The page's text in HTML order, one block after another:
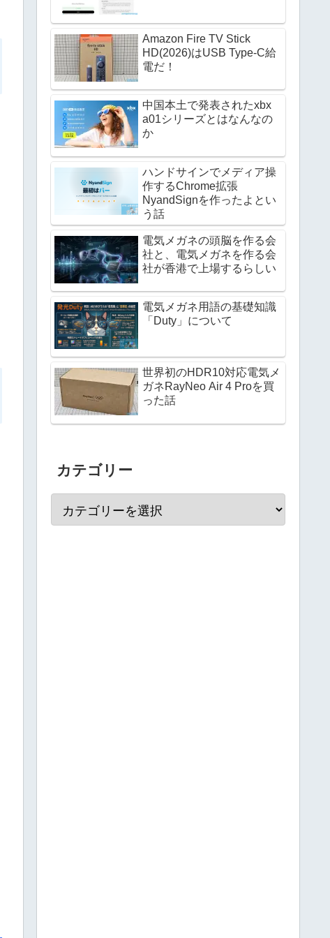
Amazon Fire TV Stick
HD(2026)はUSB Type-C給
電だ！
中国本土で発表されたxbx
a01シリーズとはなんなの
か
ハンドサインでメディア操
作するChrome拡張
NyandSignを作ったよとい
う話
電気メガネの頭脳を作る会
社と、電気メガネを作る会
社が香港で上場するらしい
電気メガネ用語の基礎知識
「Duty」について
世界初のHDR10対応電気メ
ガネRayNeo Air 4 Proを買
った話
カテゴリー